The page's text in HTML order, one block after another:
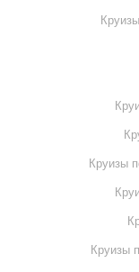
Круизы
Круизы